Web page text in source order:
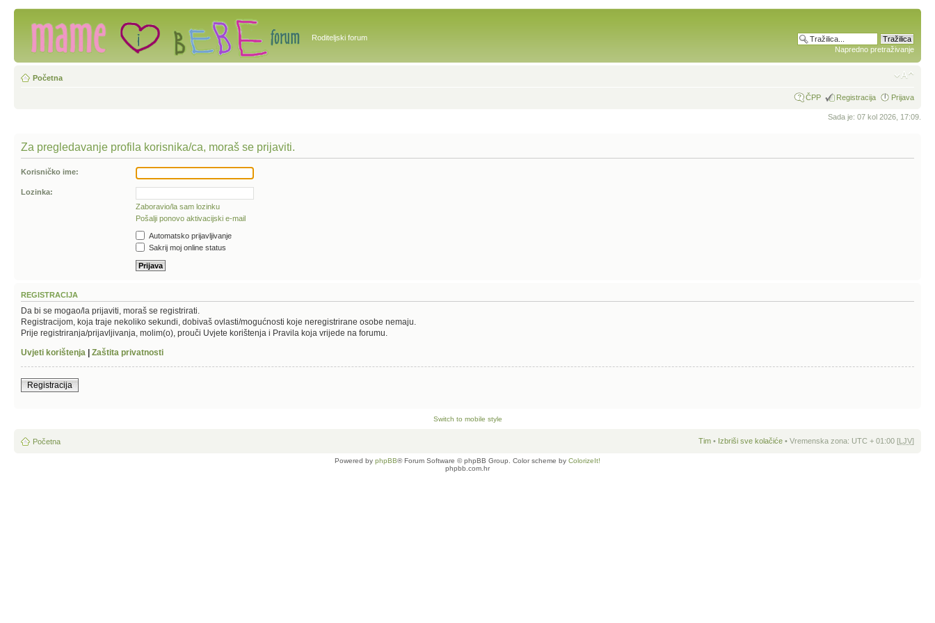
Roditeljski forum
Napredno pretraživanje
Početna
ČPP Registracija Prijava
Sada je: 07 kol 2026, 17:09.
Za pregledavanje profila korisnika/ca, moraš se prijaviti.
Korisničko ime:
Lozinka:
Zaboravio/la sam lozinku
Pošalji ponovo aktivacijski e-mail
Automatsko prijavljivanje
Sakrij moj online status
REGISTRACIJA
Da bi se mogao/la prijaviti, moraš se registrirati.
Registracijom, koja traje nekoliko sekundi, dobivaš ovlasti/mogućnosti koje neregistrirane osobe nemaju.
Prije registriranja/prijavljivanja, molim(o), prouči Uvjete korištenja i Pravila koja vrijede na forumu.
Uvjeti korištenja
Zaštita privatnosti
Registracija
Switch to mobile style
Početna Tim • Izbriši sve kolačiće • Vremenska zona: UTC + 01:00 [LJV]
Powered by phpBB® Forum Software © phpBB Group. Color scheme by ColorizeIt!
phpbb.com.hr